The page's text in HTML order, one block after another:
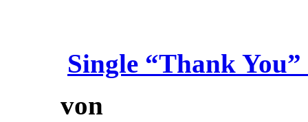
Single “Thank
von